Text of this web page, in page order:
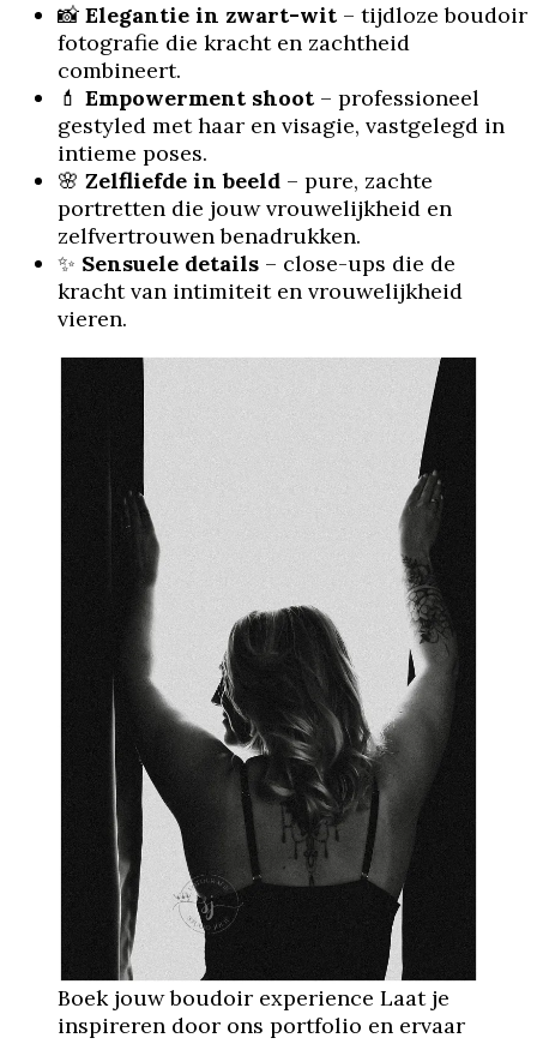
📸 Elegantie in zwart-wit – tijdloze boudoir
fotografie die kracht en zachtheid
combineert.
💄 Empowerment shoot – professioneel
gestyled met haar en visagie, vastgelegd in
intieme poses.
🌸 Zelfliefde in beeld – pure, zachte
portretten die jouw vrouwelijkheid en
zelfvertrouwen benadrukken.
✨ Sensuele details – close-ups die de
kracht van intimiteit en vrouwelijkheid
vieren.
Boek jouw boudoir experience Laat je
inspireren door ons portfolio en ervaar